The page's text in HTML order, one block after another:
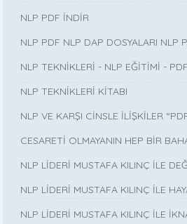
NLP PDF İNDİR
NLP PDF NLP DAP DOSYALARI NLP
NLP TEKNİKLERİ - NLP EĞİTİMİ -
NLP TEKNİKLERİ KİTABI
NLP VE KARŞI CİNSLE İLİŞKİLER
CESARETİ OLMAYANIN HEP BİR
NLP LİDERİ MUSTAFA KILINÇ İLE
NLP LİDERİ MUSTAFA KILINÇ İLE
NLP LİDERİ MUSTAFA KILINÇ İLE